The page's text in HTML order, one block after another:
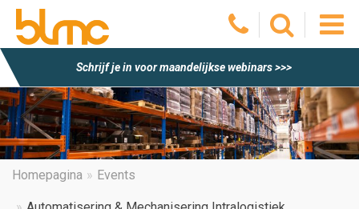
Schrijf je in voor maandelijkse webinars >>>
Homepagina Events